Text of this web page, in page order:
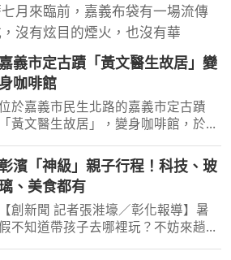
月來臨前，嘉義布袋有一場流傳
沒有炫目的煙火，也沒有華
嘉義市定古蹟「黃文醫生故居」變
身咖啡館
於嘉義市民生北路的嘉義市定古蹟
「黃文醫生故居」，變身咖啡館，於
期的舊名「津本喫茶部食堂」重新回
到街區，也讓近百年前的喫茶文化，以
啡與食堂的形式再次融入今
濱「神級」親子行程！科技、玻
、美食都有
【創新聞 記者張溎壕／彰化報導】暑
不知道帶孩子去哪裡玩？不妨來趟彰